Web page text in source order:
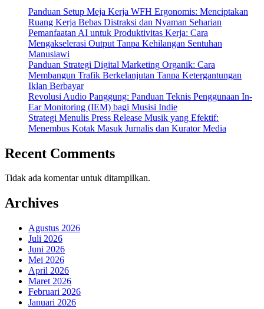
Panduan Setup Meja Kerja WFH Ergonomis: Menciptakan
Ruang Kerja Bebas Distraksi dan Nyaman Seharian
Pemanfaatan AI untuk Produktivitas Kerja: Cara
Mengakselerasi Output Tanpa Kehilangan Sentuhan
Manusiawi
Panduan Strategi Digital Marketing Organik: Cara
Membangun Trafik Berkelanjutan Tanpa Ketergantungan
Iklan Berbayar
Revolusi Audio Panggung: Panduan Teknis Penggunaan In-
Ear Monitoring (IEM) bagi Musisi Indie
Strategi Menulis Press Release Musik yang Efektif:
Menembus Kotak Masuk Jurnalis dan Kurator Media
Recent Comments
Tidak ada komentar untuk ditampilkan.
Archives
Agustus 2026
Juli 2026
Juni 2026
Mei 2026
April 2026
Maret 2026
Februari 2026
Januari 2026